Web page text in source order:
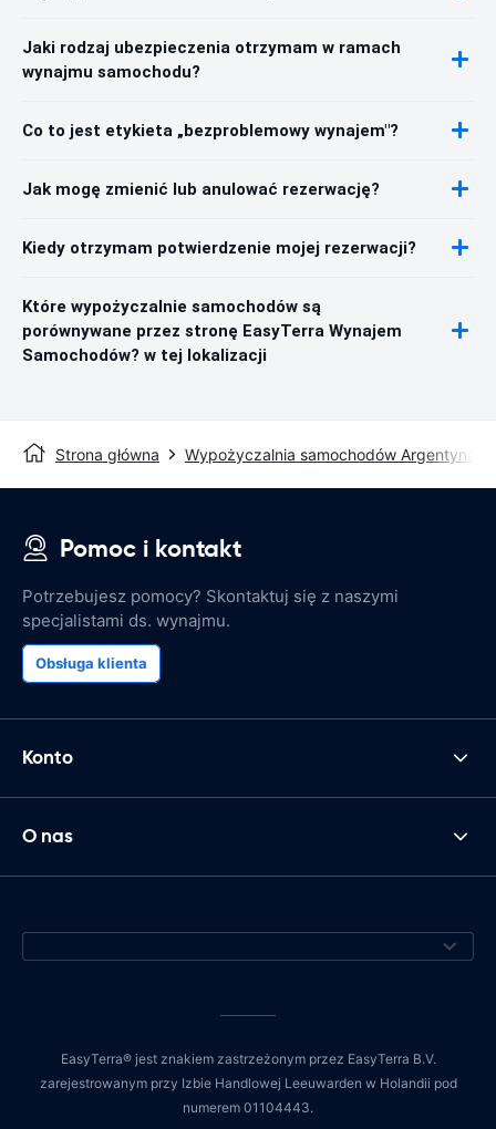
Jaki rodzaj ubezpieczenia otrzymam w ramach
wynajmu samochodu?
Co to jest etykieta „bezproblemowy wynajem"?
Jak mogę zmienić lub anulować rezerwację?
Kiedy otrzymam potwierdzenie mojej rezerwacji?
Które wypożyczalnie samochodów są
porównywane przez stronę EasyTerra Wynajem
Samochodów? w tej lokalizacji
Strona główna Wypożyczalnia samochodów Argentyna
Pomoc i kontakt
Potrzebujesz pomocy? Skontaktuj się z naszymi
specjalistami ds. wynajmu.
Obsługa klienta
Konto
O nas
EasyTerra® jest znakiem zastrzeżonym przez EasyTerra B.V.
zarejestrowanym przy Izbie Handlowej Leeuwarden w Holandii pod
numerem 01104443.